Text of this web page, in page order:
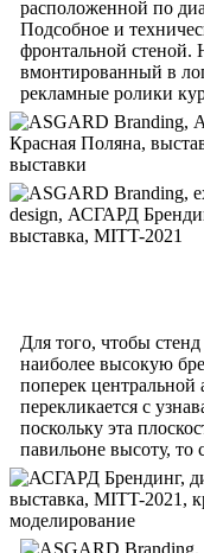
расположенной по
Подсобное и
фронтальной стеной.
вмонтированный в
рекламные ролики
Для того, чтобы
наиболее высокую
поперек центральной
перекликается с
поскольку эта
павильоне высоту,